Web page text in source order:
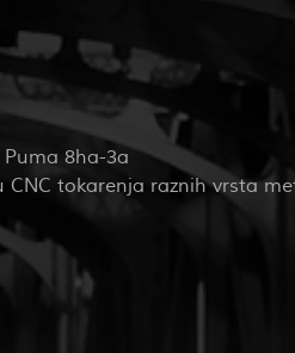
8ha-3a
CNC tokarenja raznih vrsta